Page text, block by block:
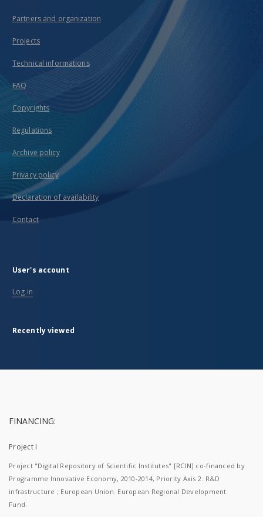
Partners and organization
Projects
Technical informations
FAQ
Copyrights
Regulations
Archive policy
Privacy policy
Declaration of availability
Contact
User's account
Log in
Recently viewed
FINANCING:
Project I
Project "Digital Repository of Scientific Institutes" [RCIN] co-financed by
Programme Innovative Economy, 2010-2014, Priority Axis 2. R&D
infrastructure ; European Union. European Regional Development
Fund.